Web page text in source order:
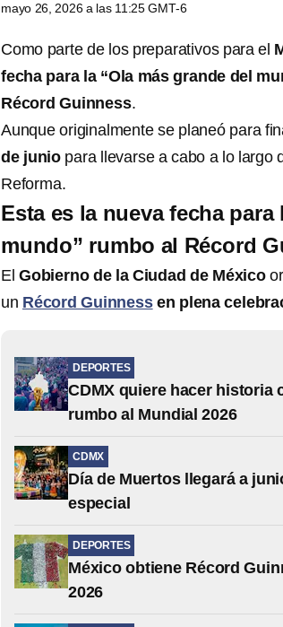
mayo 26, 2026 a las 11:25 GMT-6
Como parte de los preparativos para el
fecha para la “Ola más grande del
Récord Guinness.
Aunque originalmente se planeó para
de junio para llevarse a cabo a lo largo
Reforma.
Esta es la nueva fecha
mundo” rumbo al Récord
El Gobierno de la Ciudad de México
un Récord Guinnessen plena
DEPORTES
CDMX quiere hacer historia
rumbo al Mundial 2026
CDMX
Día de Muertos llegará a
especial
DEPORTES
México obtiene Récord
2026